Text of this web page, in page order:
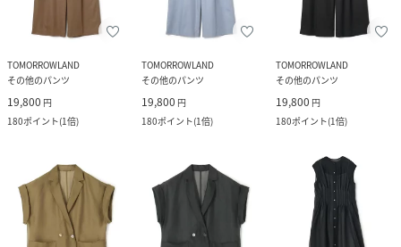
TOMORROWLAND
その他のパンツ
19,800 円
180ポイント(1倍)
TOMORROWLAND
その他のパンツ
19,800 円
180ポイント(1倍)
TOMORROWLAND
その他のパンツ
19,800 円
180ポイント(1倍)